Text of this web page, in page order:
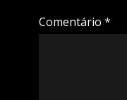
Comentário *